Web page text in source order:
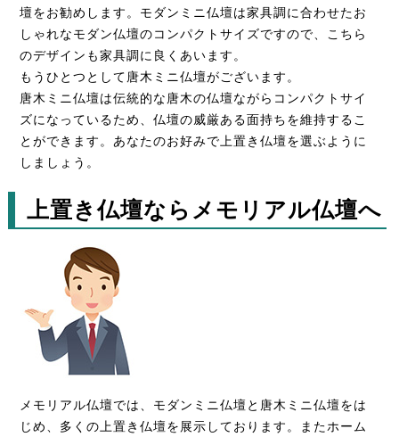
壇をお勧めします。モダンミニ仏壇は家具調に合わせたお
しゃれなモダン仏壇のコンパクトサイズですので、こちら
のデザインも家具調に良くあいます。
もうひとつとして唐木ミニ仏壇がございます。
唐木ミニ仏壇は伝統的な唐木の仏壇ながらコンパクトサイ
ズになっているため、仏壇の威厳ある面持ちを維持するこ
とができます。あなたのお好みで上置き仏壇を選ぶように
しましょう。
上置き仏壇ならメモリアル仏壇へ
メモリアル仏壇では、モダンミニ仏壇と唐木ミニ仏壇をは
じめ、多くの上置き仏壇を展示しております。またホーム